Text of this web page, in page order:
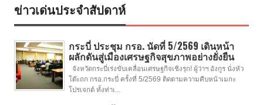
ข่าวเด่นประจำสัปดาห์
กระบี่ ประชุม กรอ. นัดที่ 5/2569 เดินหน้า
ผลักดันสู่เมืองเศรษฐกิจสุขภาพอย่างยั่งยืน
จังหวัดกระบี่เร่งขับเคลื่อนเศรษฐกิจเชิงรุก! ผู้ว่าฯ อังกูร นั่งหัว
โต๊ะถก กรอ.กระบี่ ครั้งที่ 5/2569 ติดตามความคืบหน้าเมกะ
โปรเจกต์ ทั้งท่าเ...